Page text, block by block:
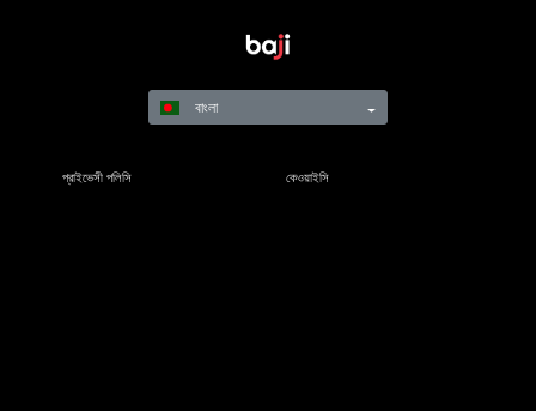
প্রাইভেসী পলিসি কেওয়াইসি
বাংলা